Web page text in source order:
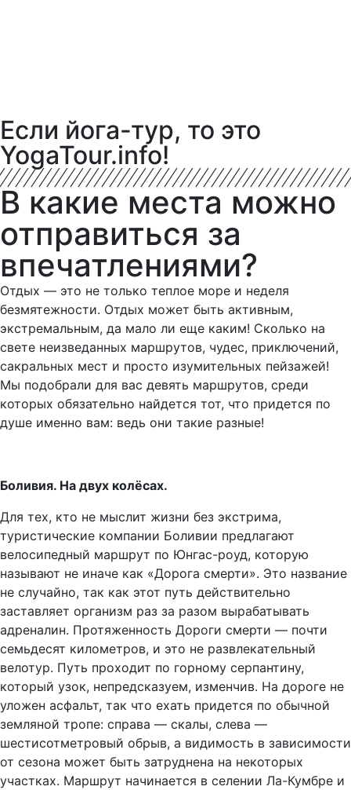
Если йога-тур, то это
YogaTour.info!
В какие места можно
отправиться за
впечатлениями?
Отдых — это не только теплое море и неделя
безмятежности. Отдых может быть активным,
экстремальным, да мало ли еще каким! Сколько на
свете неизведанных маршрутов, чудес, приключений,
сакральных мест и просто изумительных пейзажей!
Мы подобрали для вас девять маршрутов, среди
которых обязательно найдется тот, что придется по
душе именно вам: ведь они такие разные!
Боливия. На двух колёсах.
Для тех, кто не мыслит жизни без экстрима,
туристические компании Боливии предлагают
велосипедный маршрут по Юнгас-роуд, которую
называют не иначе как «Дорога смерти». Это название
не случайно, так как этот путь действительно
заставляет организм раз за разом вырабатывать
адреналин. Протяженность Дороги смерти — почти
семьдесят километров, и это не развлекательный
велотур. Путь проходит по горному серпантину,
который узок, непредсказуем, изменчив. На дороге не
уложен асфальт, так что ехать придется по обычной
земляной тропе: справа — скалы, слева —
шестисотметровый обрыв, а видимость в зависимости
от сезона может быть затруднена на некоторых
участках. Маршрут начинается в селении Ла-Кумбре и